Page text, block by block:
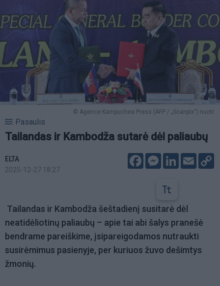
© Agence Kampuchea Press (AFP / „Scanpix“) nuotr.
Pasaulis
Tailandas ir Kambodža sutarė dėl paliaubų
ELTA
2025-12-27 18:27
FacebookMessenger
LinkedIn
Email
Tailandas ir Kambodža šeštadienį susitarė dėl
neatidėliotinų paliaubų – apie tai abi šalys pranešė
bendrame pareiškime, įsipareigodamos nutraukti
susirėmimus pasienyje, per kuriuos žuvo dešimtys
žmonių.